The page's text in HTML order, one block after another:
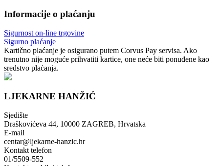
Informacije o plaćanju
Sigurnost on-line trgovine
Sigurno plaćanje
Kartično plaćanje je osigurano putem Corvus Pay servisa. Ako
trenutno nije moguće prihvatiti kartice, one neće biti ponuđene kao
sredstvo plaćanja.
LJEKARNE HANŽIĆ
Sjedište
Draškovićeva 44, 10000 ZAGREB, Hrvatska
E-mail
centar@ljekarne-hanzic.hr
Kontakt telefon
01/5509-552